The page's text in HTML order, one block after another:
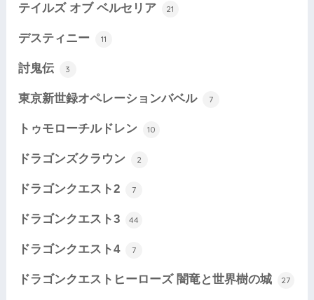
テイルズ オブ ベルセリア 21
デスティニー 11
討鬼伝 3
東京新世録オペレーションバベル 7
トゥモローチルドレン 10
ドラゴンズクラウン 2
ドラゴンクエスト2 7
ドラゴンクエスト3 44
ドラゴンクエスト4 7
ドラゴンクエストヒーローズ 闇竜と世界樹の城 27